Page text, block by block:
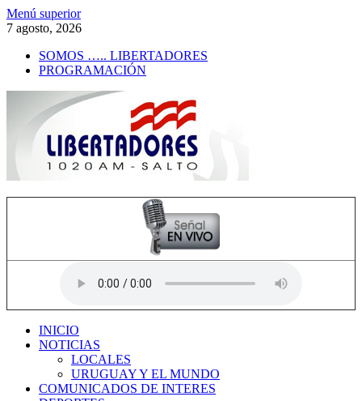
Saltar
al
Menú superior
7 agosto, 2026
SOMOS ….. LIBERTADORES
PROGRAMACIÓN
INICIO
NOTICIAS
LOCALES
URUGUAY Y EL MUNDO
COMUNICADOS DE INTERES